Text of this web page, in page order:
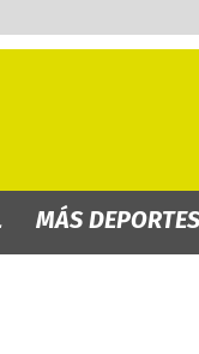
MÁS DEPORTES